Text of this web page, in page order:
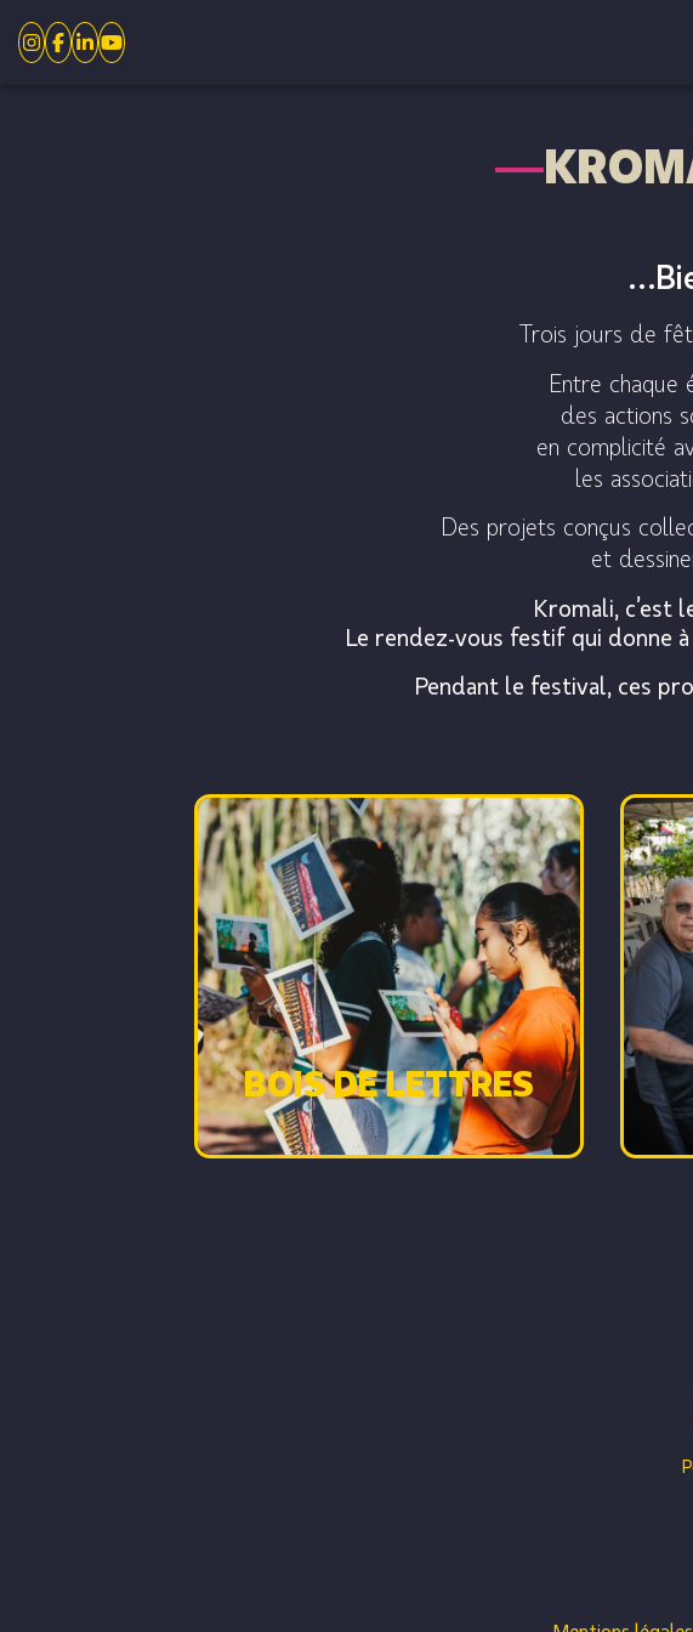
Trois jours de
Entre chaque
des actions
en complicité
les
Des projets conçus
et
Kromali, c’est
Le rendez-vous festif qui donne
Pendant le festival, ces
BOIS DE LETTRES